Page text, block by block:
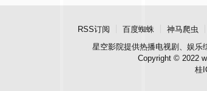
RSS订阅 百度蜘蛛 神马爬虫
星空影院提供热播电视剧、娱乐
Copyright © 2022
桂